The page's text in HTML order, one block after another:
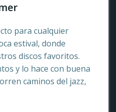
para cualquier
estival, donde
discos favoritos.
y lo hace con buena
caminos del jazz,